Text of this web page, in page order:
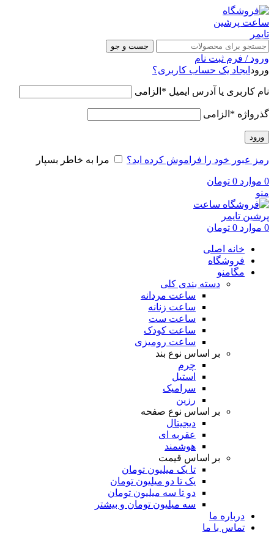
جست و جو
ورود / فرم ثبت نام
ورود ایجاد یک حساب کاربری؟
نام کاربری یا آدرس ایمیل * الزامی
گذرواژه * الزامی
ورود
رمز عبور خود را فراموش کرده اید؟ مرا به خاطر بسپار
0 موارد 0 تومان
منو
0 موارد 0 تومان
خانه اصلی
فروشگاه
مگامنو
دسته بندی کلی
ساعت مردانه
ساعت زنانه
ساعت ست
ساعت کودک
ساعت رومیزی
بر اساس نوع بند
چرم
استیل
سرامیک
رزین
بر اساس نوع صفحه
دیجیتال
عقربه ای
هوشمند
بر اساس قیمت
تا یک میلیون تومان
یک تا دو میلیون تومان
دو تا سه میلیون تومان
سه میلیون تومان و بیشتر
درباره ما
تماس با ما